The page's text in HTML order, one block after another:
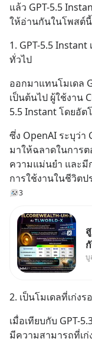
แล้ว GPT-5.5
ให้อ่านกันในโพสต์นี้
1. GPT-5.5
ทั่วไป
ออกมาแทนโมเดล
เป็นต้นไป ผู้ใช้งาน
5.5 Instant โดยอัต
ซึ่ง OpenAI ระบุว่า
มาให้ฉลาดในการ
ความแม่นยำ และมี
การใช้งานในชีวิต
3
บู
2. เป็นโมเดลที่เก่ง
เมื่อเทียบกับ GPT-
มีความสามารถที่เก่